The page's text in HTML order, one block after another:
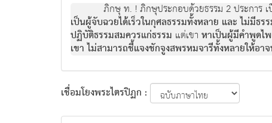
ภิกษุ ท. ! ภิกษุประกอบด้วยธรรม 2 ประการ
เป็นผู้จับฉวยได้เร็วในกุศลธรรมทั้งหลาย และ ไม่มีธ
ปฏิบัติธรรมสมควรแก่ธรรม แต่เขา หาเป็นผู้มีคำพูดไ
เขา ไม่สามารถชี้แจงชักจูงสพรหมจารีทั้งหลายให้อา
เชื่อมโยงพระไตรปิฏก :